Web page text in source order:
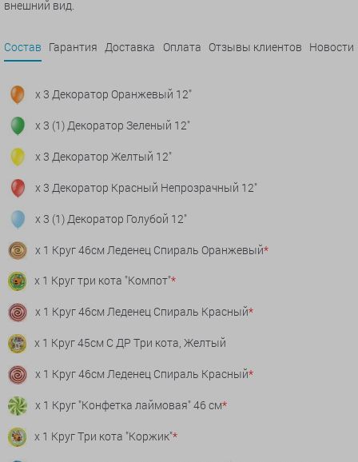
внешний вид.
Состав Гарантия Доставка Оплата Отзывы клиентов Новости
x 3 Декоратор Оранжевый 12"
x 3 (1) Декоратор Зеленый 12"
x 3 Декоратор Желтый 12"
x 3 Декоратор Красный Непрозрачный 12"
x 3 (1) Декоратор Голубой 12"
x 1 Круг 46см Леденец Спираль Оранжевый*
x 1 Круг три кота "Компот"*
x 1 Круг 46см Леденец Спираль Красный*
x 1 Круг 45см С ДР Три кота, Желтый
x 1 Круг 46см Леденец Спираль Красный*
x 1 Круг "Конфетка лаймовая" 46 см*
x 1 Круг Три кота "Коржик"*